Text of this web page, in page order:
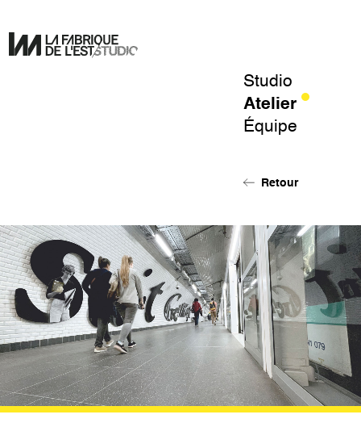
Studio
Atelier
Équipe
Retour